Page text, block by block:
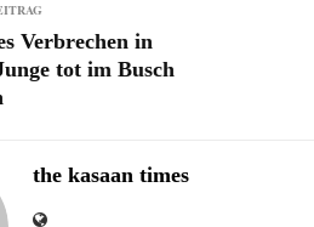
Verbrechen in
tot im Busch
the kasaan times